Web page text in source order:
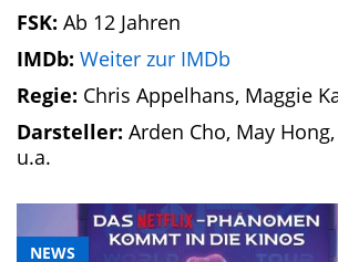
NEWS
FSK: Ab 12 Jahren
IMDb: Weiter zur IMDb
Regie: Chris Appelhans, Maggie
Darsteller: Arden Cho, May
u.a.